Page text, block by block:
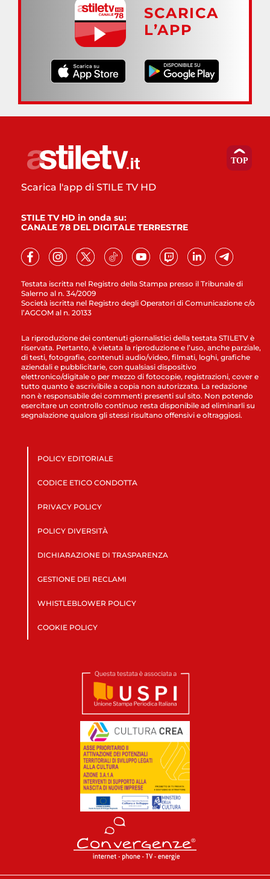
SCARICA
L’APP
Testata iscritta nel Registro della Stampa presso il Tribunale di
Salerno al n. 34/2009
Società iscritta nel Registro degli Operatori di Comunicazione c/o
l’AGCOM al n. 20133
Scarica l'app di STILE TV HD
STILE TV HD in onda su:
CANALE 78 DEL DIGITALE TERRESTRE
La riproduzione dei contenuti giornalistici della testata STILETV è
riservata. Pertanto, è vietata la riproduzione e l’uso, anche parziale,
di testi, fotografie, contenuti audio/video, filmati, loghi, grafiche
aziendali e pubblicitarie, con qualsiasi dispositivo
elettronico/digitale o per mezzo di fotocopie, registrazioni, cover e
tutto quanto è ascrivibile a copia non autorizzata. La redazione
non è responsabile dei commenti presenti sul sito. Non potendo
esercitare un controllo continuo resta disponibile ad eliminarli su
segnalazione qualora gli stessi risultano offensivi e oltraggiosi.
POLICY EDITORIALE
CODICE ETICO CONDOTTA
PRIVACY POLICY
POLICY DIVERSITÀ
DICHIARAZIONE DI TRASPARENZA
GESTIONE DEI RECLAMI
WHISTLEBLOWER POLICY
COOKIE POLICY